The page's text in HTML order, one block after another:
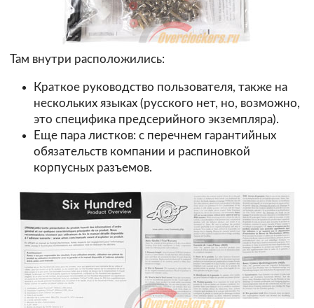
Там внутри расположились:
Краткое руководство пользователя, также на
нескольких языках (русского нет, но, возможно,
это специфика предсерийного экземпляра).
Еще пара листков: с перечнем гарантийных
обязательств компании и распиновкой
корпусных разъемов.